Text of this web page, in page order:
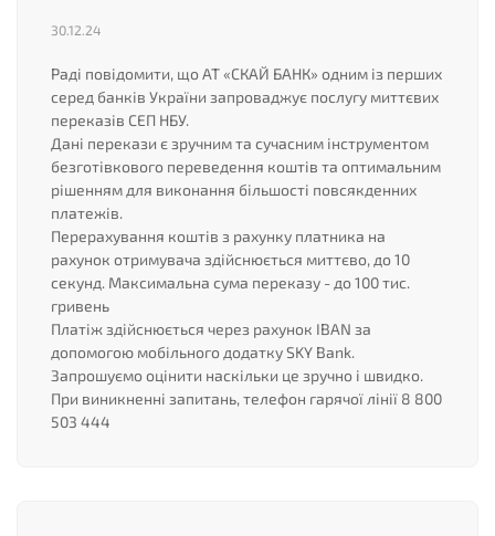
30.12.24
Раді повідомити, що АТ «СКАЙ БАНК» одним із перших
серед банків України запроваджує послугу миттєвих
переказів СЕП НБУ.
Дані перекази є зручним та сучасним інструментом
безготівкового переведення коштів та оптимальним
рішенням для виконання більшості повсякденних
платежів.
Перерахування коштів з рахунку платника на
рахунок отримувача здійснюється миттєво, до 10
секунд. Максимальна сума переказу - до 100 тис.
гривень
Платіж здійснюється через рахунок IBAN за
допомогою мобільного додатку SKY Bank.
Запрошуємо оцінити наскільки це зручно і швидко.
При виникненні запитань, телефон гарячої лінії 8 800
503 444